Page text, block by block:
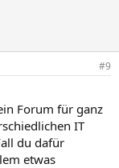
#9
Forum für ganz
IT
du dafür
etwas